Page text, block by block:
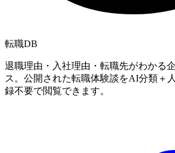
転職DB
退職理由・入社理由・転職先がわかる
ス。公開された転職体験談をAI分類＋
録不要で閲覧できます。